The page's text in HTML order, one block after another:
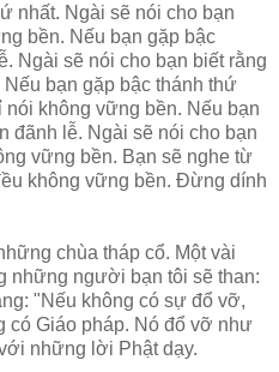
nhất. Ngài sẽ nói cho bạn
bền. Nếu bạn gặp bậc
Ngài sẽ nói cho bạn biết rằng
bạn gặp bậc thánh thứ
nói không vững bền. Nếu bạn
đãnh lễ. Ngài sẽ nói cho bạn
vững bền. Bạn sẽ nghe từ
không vững bền. Đừng dính
chùa tháp cổ. Một vài
những người bạn tôi sẽ than:
"Nếu không có sự đổ vỡ,
có Giáo pháp. Nó đổ vỡ như
những lời Phật dạy.